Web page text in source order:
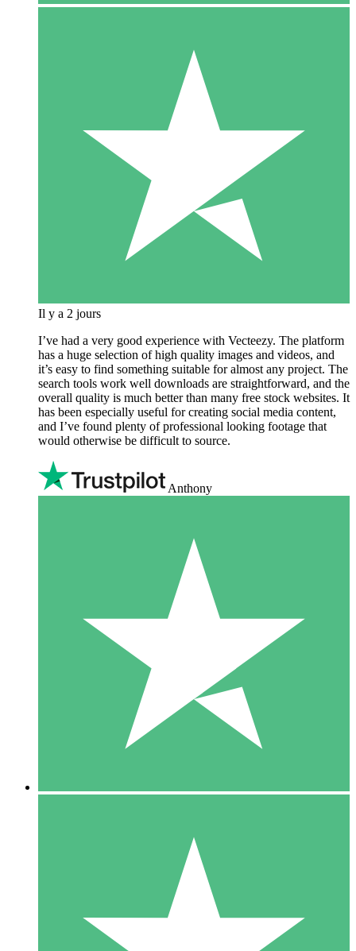
Il y a 2 jours
I’ve had a very good experience with Vecteezy. The platform
has a huge selection of high quality images and videos, and
it’s easy to find something suitable for almost any project. The
search tools work well downloads are straightforward, and the
overall quality is much better than many free stock websites. It
has been especially useful for creating social media content,
and I’ve found plenty of professional looking footage that
would otherwise be difficult to source.
Anthony